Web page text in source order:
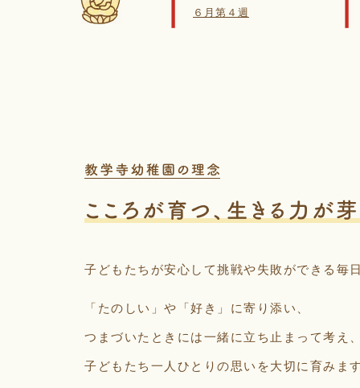
６月第４週
子どもたちが安心して挑戦や失敗ができる毎
「たのしい」や「好き」に寄り添い、
つまづいたときには一緒に立ち止まって考え
子どもたち一人ひとりの思いを大切に育みま